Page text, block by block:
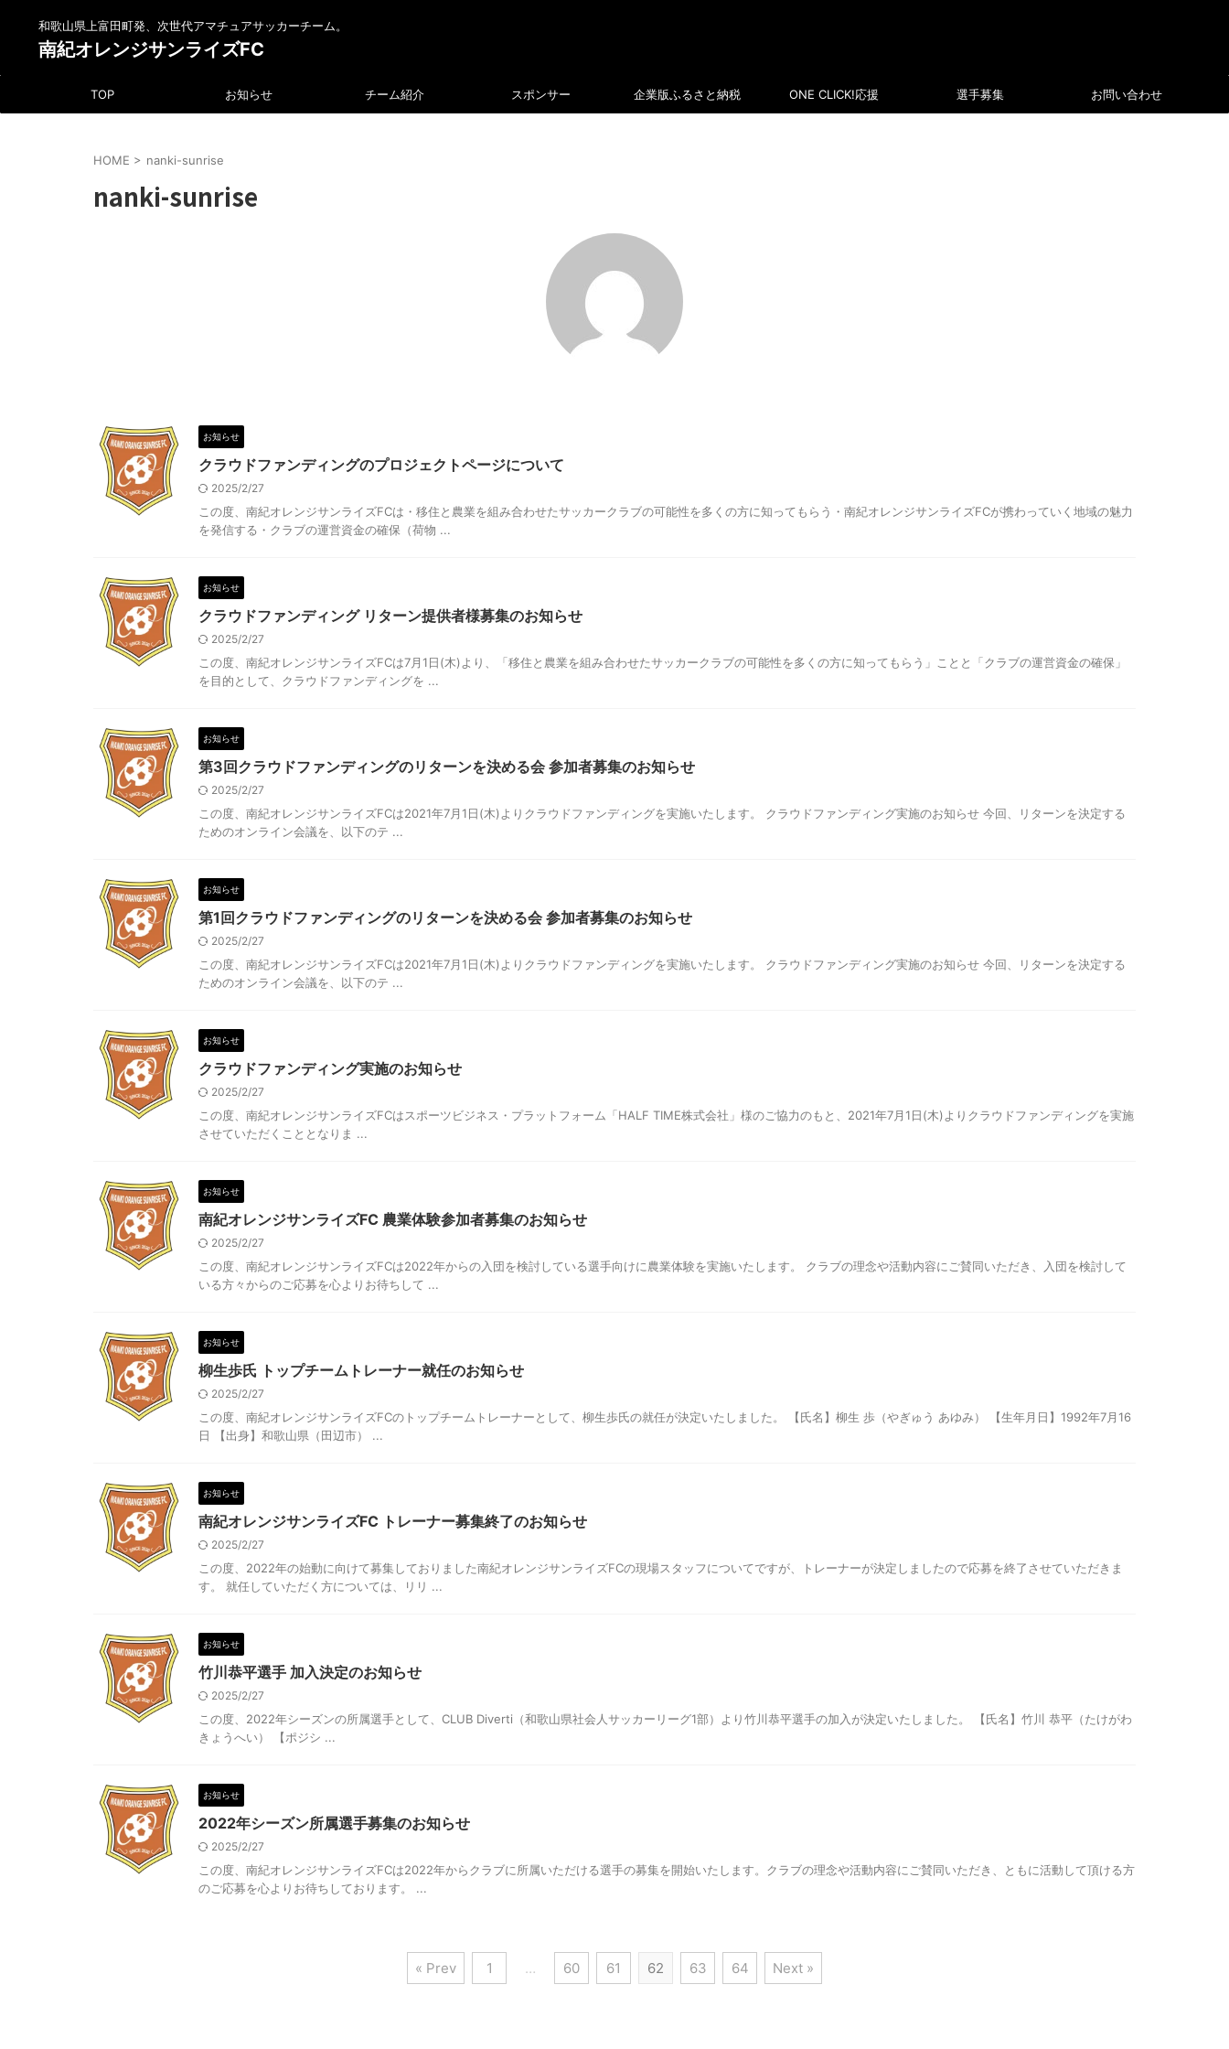
和歌山県上富田町発、次世代アマチュアサッカーチーム。
南紀オレンジサンライズFC
TOP お知らせ チーム紹介 スポンサー 企業版ふるさと納税 ONE CLICK!応援 選手募集 お問い合わせ
HOME > nanki-sunrise
nanki-sunrise
お知らせ
クラウドファンディングのプロジェクトページについて
2025/2/27
この度、南紀オレンジサンライズFCは・移住と農業を組み合わせたサッカークラブの可能性を多くの方に知ってもらう・南紀オレンジサンライズFCが携わっていく地域の魅力
を発信する・クラブの運営資金の確保（荷物 ...
お知らせ
クラウドファンディング リターン提供者様募集のお知らせ
2025/2/27
この度、南紀オレンジサンライズFCは7月1日(木)より、「移住と農業を組み合わせたサッカークラブの可能性を多くの方に知ってもらう」ことと「クラブの運営資金の確保」
を目的として、クラウドファンディングを ...
お知らせ
第3回クラウドファンディングのリターンを決める会 参加者募集のお知らせ
2025/2/27
この度、南紀オレンジサンライズFCは2021年7月1日(木)よりクラウドファンディングを実施いたします。 クラウドファンディング実施のお知らせ 今回、リターンを決定する
ためのオンライン会議を、以下のテ ...
お知らせ
第1回クラウドファンディングのリターンを決める会 参加者募集のお知らせ
2025/2/27
この度、南紀オレンジサンライズFCは2021年7月1日(木)よりクラウドファンディングを実施いたします。 クラウドファンディング実施のお知らせ 今回、リターンを決定する
ためのオンライン会議を、以下のテ ...
お知らせ
クラウドファンディング実施のお知らせ
2025/2/27
この度、南紀オレンジサンライズFCはスポーツビジネス・プラットフォーム「HALF TIME株式会社」様のご協力のもと、2021年7月1日(木)よりクラウドファンディングを実施
させていただくこととなりま ...
お知らせ
南紀オレンジサンライズFC 農業体験参加者募集のお知らせ
2025/2/27
この度、南紀オレンジサンライズFCは2022年からの入団を検討している選手向けに農業体験を実施いたします。 クラブの理念や活動内容にご賛同いただき、入団を検討して
いる方々からのご応募を心よりお待ちして ...
お知らせ
柳生歩氏 トップチームトレーナー就任のお知らせ
2025/2/27
この度、南紀オレンジサンライズFCのトップチームトレーナーとして、柳生歩氏の就任が決定いたしました。 【氏名】柳生 歩（やぎゅう あゆみ） 【生年月日】1992年7月16
日 【出身】和歌山県（田辺市） ...
お知らせ
南紀オレンジサンライズFC トレーナー募集終了のお知らせ
2025/2/27
この度、2022年の始動に向けて募集しておりました南紀オレンジサンライズFCの現場スタッフについてですが、トレーナーが決定しましたので応募を終了させていただきま
す。 就任していただく方については、リリ ...
お知らせ
竹川恭平選手 加入決定のお知らせ
2025/2/27
この度、2022年シーズンの所属選手として、CLUB Diverti（和歌山県社会人サッカーリーグ1部）より竹川恭平選手の加入が決定いたしました。 【氏名】竹川 恭平（たけがわ
きょうへい） 【ポジシ ...
お知らせ
2022年シーズン所属選手募集のお知らせ
2025/2/27
この度、南紀オレンジサンライズFCは2022年からクラブに所属いただける選手の募集を開始いたします。クラブの理念や活動内容にご賛同いただき、ともに活動して頂ける方
のご応募を心よりお待ちしております。 ...
« Prev 1 … 60 61 62 63 64 Next »